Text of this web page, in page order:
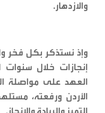
والازدهار.
وإذ نستذكر بكل فخر
إنجازات خلال سنوات
العهد على مواصلة
الأردن ورفعته،